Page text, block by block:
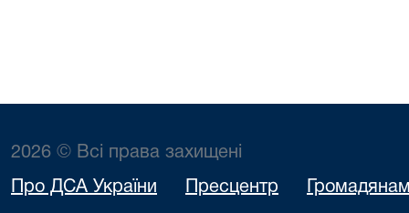
2026 © Всі права захищені
Про ДСА України Пресцентр